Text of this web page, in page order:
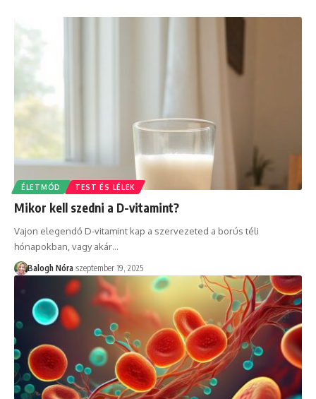
ÉLETMÓD TEST ÉS LÉLEK
Mikor kell szedni a D-vitamint?
Vajon elegendő D-vitamint kap a szervezeted a borús téli
hónapokban, vagy akár…
Balogh Nóra szeptember 19, 2025